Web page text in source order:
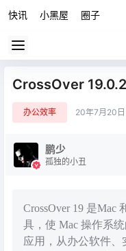
快讯 小黑屋 圈子
CrossOver 19.0.2
办公效率 20年7月20日
鹏少
孤独的小丑
CrossOver 19 是Mac
具，使 Mac 操作系
应用，从办公软件